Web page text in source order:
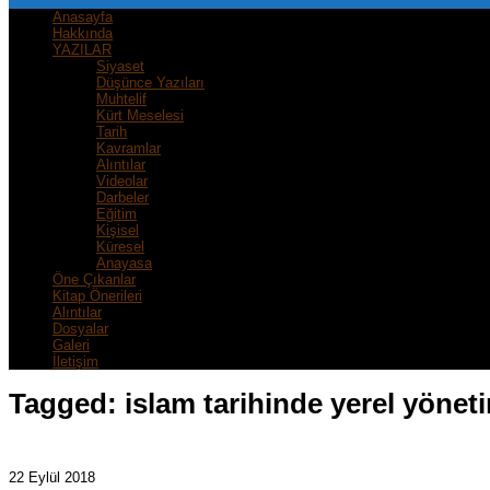
Anasayfa
Hakkında
YAZILAR
Siyaset
Düşünce Yazıları
Muhtelif
Kürt Meselesi
Tarih
Kavramlar
Alıntılar
Videolar
Darbeler
Eğitim
Kişisel
Küresel
Anayasa
Öne Çıkanlar
Kitap Önerileri
Alıntılar
Dosyalar
Galeri
İletişim
Tagged: islam tarihinde yerel
22 Eylül 2018